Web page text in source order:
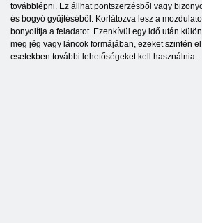
továbblépni. Ez állhat pontszerzésből vagy
és bogyó gyűjtéséből. Korlátozva lesz a
bonyolítja a feladatot. Ezenkívül egy idő után
meg jég vagy láncok formájában, ezeket szintén
esetekben további lehetőségeket kell használnia.